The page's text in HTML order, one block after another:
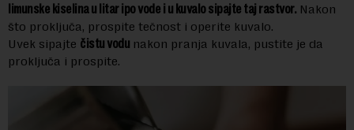
limunske kiselina u litar ipo vode i u kuvalo sipajte taj rastvor. Nakon
što proključa, prospite tečnost i operite kuvalo.
Uvek sipajte čistu vodu nakon pranja kuvala, pustite je da
proključa i prospite.